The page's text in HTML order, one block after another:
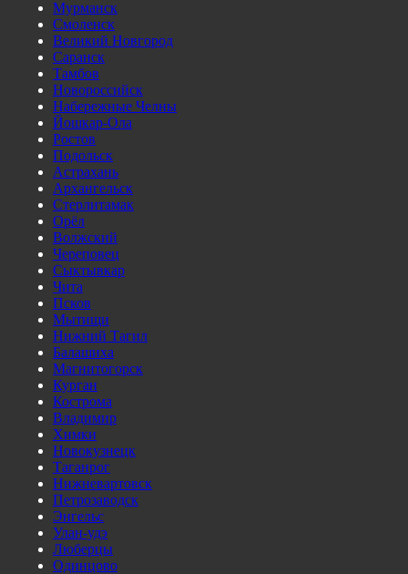
Мурманск
Смоленск
Великий Новгород
Саранск
Тамбов
Новороссийск
Набережные Челны
Йошкар-Ола
Ростов
Подольск
Астрахань
Архангельск
Стерлитамак
Орёл
Волжский
Череповец
Сыктывкар
Чита
Псков
Мытищи
Нижний Тагил
Балашиха
Магнитогорск
Курган
Кострома
Владимир
Химки
Новокузнецк
Таганрог
Нижневартовск
Петрозаводск
Энгельс
Улан-удэ
Люберцы
Одинцово